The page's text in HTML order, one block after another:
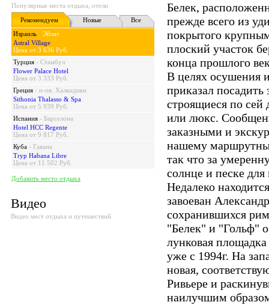
Популярные места отдыха, отели
Рекомендуем
Новые
Все
Израиль - Эйлат
Astral Village
Цена от 3 636 Руб.
Турция - Стамбул
Flower Palace Hotel
Цена от 3 333 Руб.
Греция - п-ов. Халкидики
Sithonia Thalasso & Spa
Цена от 5 939 Руб.
Испания - Барселона
Hotel HCC Regente
Цена от 9 817 Руб.
Куба - Гавана
Tryp Habana Libre
Цена от 11 502 Руб.
Добавить место отдыха
Видео
Видео мест отдыха и путешествий
Белек,
прежде всего из
покрытого
плоский участок
конца прошлого
В целях осушения
приказал
строящиеся по сей
или люкс.
заказными и
нашему
так что за
солнце и песке
Недалеко
завоеван
сохранившихся
"Белек" и "Гольф"
лунковая
уже с 1994г. На
новая,
Ривьере и
наилучшим